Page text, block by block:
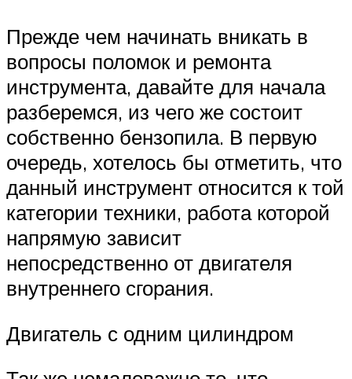
Прежде чем начинать вникать в
вопросы поломок и ремонта
инструмента, давайте для начала
разберемся, из чего же состоит
собственно бензопила. В первую
очередь, хотелось бы отметить, что
данный инструмент относится к той
категории техники, работа которой
напрямую зависит
непосредственно от двигателя
внутреннего сгорания.
Двигатель с одним цилиндром